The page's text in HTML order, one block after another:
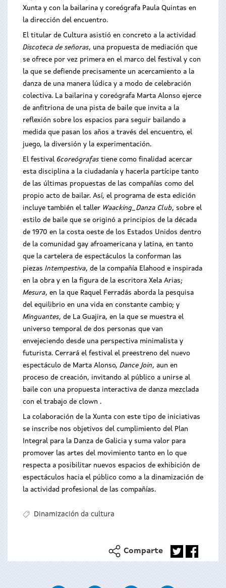
Xunta y con la bailarina y coreógrafa Paula Quintas en
la dirección del encuentro.
El titular de Cultura asistió en concreto a la actividad
Discoteca de señoras, una propuesta de mediación que
se ofrece por vez primera en el marco del festival y con
la que se defiende precisamente un acercamiento a la
danza de una manera lúdica y a modo de celebración
colectiva. La bailarina y coreógrafa Marta Alonso ejerce
de anfitriona de una pista de baile que invita a la
reflexión sobre los espacios para seguir bailando a
medida que pasan los años a través del encuentro, el
juego, la diversión y la experimentación.
El festival 6coreógrafas tiene como finalidad acercar
esta disciplina a la ciudadanía y hacerla partícipe tanto
de las últimas propuestas de las compañías como del
propio acto de bailar. Así, el programa de esta edición
incluye también el taller Waacking_Danza Club, sobre el
estilo de baile que se originó a principios de la década
de 1970 en la costa oeste de los Estados Unidos dentro
de la comunidad gay afroamericana y latina, en tanto
que la cartelera de espectáculos la conforman las
piezas Intempestiva, de la compañía Elahood e inspirada
en la obra y en la figura de la escritora Xela Arias;
Mesura, en la que Raquel Ferradás aborda la pesquisa
del equilibrio en una vida en constante cambio; y
Minguantes, de La Guajira, en la que se muestra el
universo temporal de dos personas que van
envejeciendo desde una perspectiva minimalista y
futurista. Cerrará el festival el preestreno del nuevo
espectáculo de Marta Alonso, Dance Join, aun en
proceso de creación, invitando al público a unirse al
baile con una propuesta interactiva de danza mezclada
con el trabajo de clown .
La colaboración de la Xunta con este tipo de iniciativas
se inscribe nos objetivos del cumplimiento del Plan
Integral para la Danza de Galicia y suma valor para
promover las artes del movimiento tanto en lo que
respecta a posibilitar nuevos espacios de exhibición de
espectáculos hacia el público como a la dinamización de
la actividad profesional de las compañías.
Dinamización da cultura
Comparte